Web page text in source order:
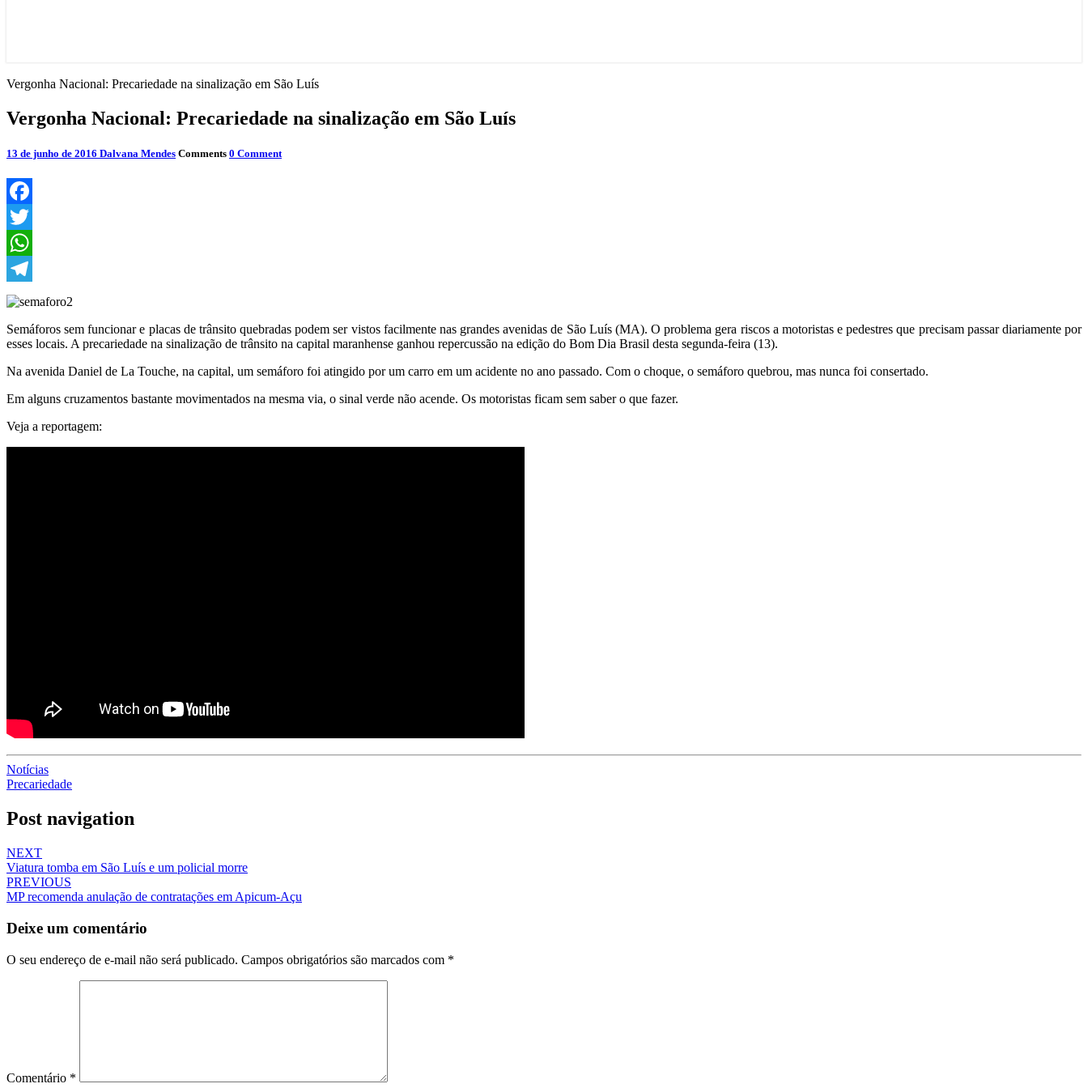
Vergonha Nacional: Precariedade na sinalização em São Luís
Vergonha Nacional: Precariedade na sinalização em São Luís
13 de junho de 2016 Dalvana Mendes Comments 0 Comment
Facebook
Twitter
WhatsApp
Telegram
Semáforos sem funcionar e placas de trânsito quebradas podem ser vistos facilmente nas grandes avenidas de São Luís (MA). O problema gera riscos a motoristas e pedestres que precisam passar diariamente por
esses locais. A precariedade na sinalização de trânsito na capital maranhense ganhou repercussão na edição do Bom Dia Brasil desta segunda-feira (13).
Na avenida Daniel de La Touche, na capital, um semáforo foi atingido por um carro em um acidente no ano passado. Com o choque, o semáforo quebrou, mas nunca foi consertado.
Em alguns cruzamentos bastante movimentados na mesma via, o sinal verde não acende. Os motoristas ficam sem saber o que fazer.
Veja a reportagem:
Notícias
Precariedade
Post navigation
NEXT
Viatura tomba em São Luís e um policial morre
PREVIOUS
MP recomenda anulação de contratações em Apicum-Açu
Deixe um comentário
O seu endereço de e-mail não será publicado. Campos obrigatórios são marcados com *
Comentário *